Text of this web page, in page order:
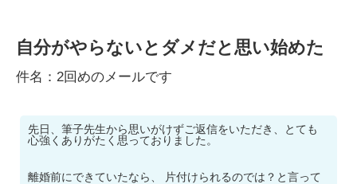
自分がやらないとダメだと思い始めた
件名：2回めのメールです
先日、筆子先生から思いがけずご返信をいただき、とても
心強くありがたく思っておりました。
離婚前にできていたなら、 片付けられるのでは？と言って